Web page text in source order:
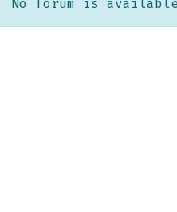
No forum is